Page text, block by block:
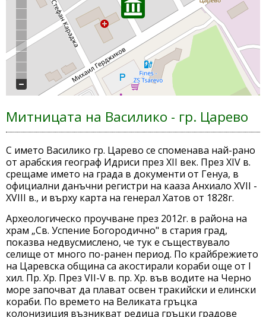
Митницата на Василико - гр. Царево
С името Василико гр. Царево се споменава най-рано
от арабския географ Идриси през ХII век. През ХIV в.
срещаме името на града в документи от Генуа, в
официални данъчни регистри на кааза Анхиало XVII -
XVIII в., и върху карта на генерал Хатов от 1828г.
Археологическо проучване през 2012г. в района на
храм „Св. Успение Богородично" в стария град,
показва недвусмислено, че тук е съществувало
селище от много по-ранен период. По крайбрежието
на Царевска община са акостирали кораби още от I
хил. Пр. Хр. През VII-V в. пр. Хр. във водите на Черно
море започват да плават освен тракийски и елински
кораби. По времето на Великата гръцка
колонизиция възникват редица гръцки градове